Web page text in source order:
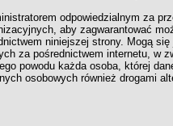
odpowiedzialnym za
aby zagwarantować
niniejszej strony. Mogą
za pośrednictwem internetu, w
powodu każda osoba, której
osobowych również drogami